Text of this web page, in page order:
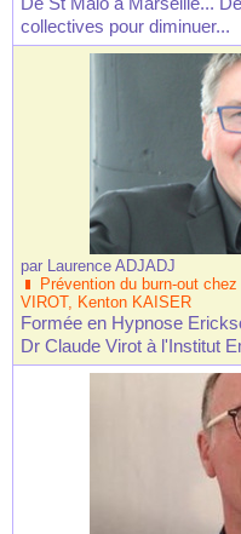
collectives pour diminuer...
par Laurence ADJADJ
Prévention du burn-out
VIROT, Kenton KAISER
Formée en Hypnose
Dr Claude Virot à l'Institut